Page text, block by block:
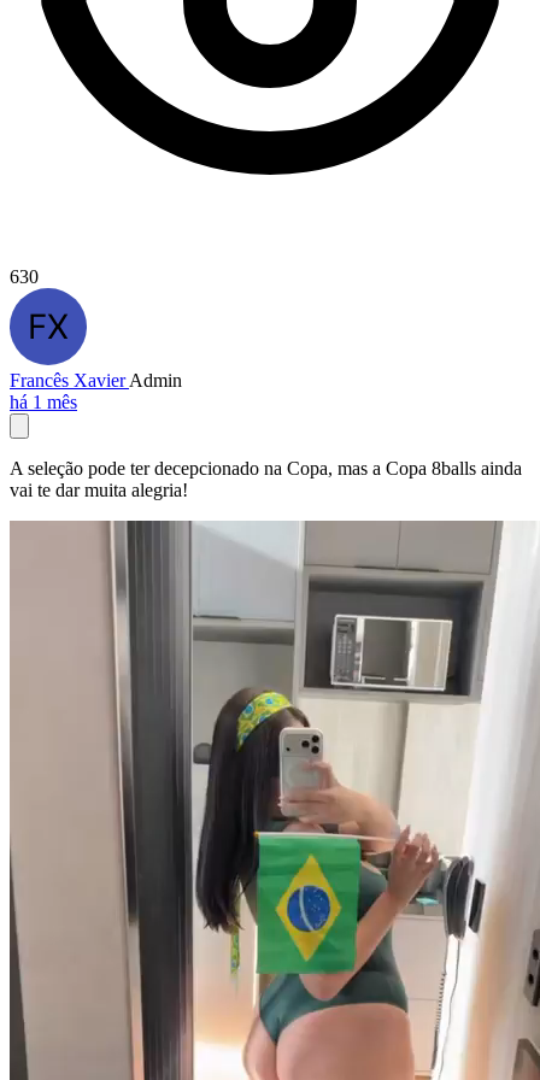
630
Francês XavierAdmin
há 1 mês
A seleção pode ter decepcionado na Copa, mas a Copa 8balls ainda
vai te dar muita alegria!